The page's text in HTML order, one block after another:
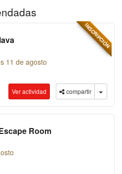
11 de agosto
INSCRIPCIÓN
Ver actividad compartir
Room